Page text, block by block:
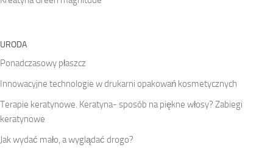
URODA
Ponadczasowy płaszcz
Innowacyjne technologie w drukarni opakowań kosmetycznych
Terapie keratynowe. Keratyna- sposób na piękne włosy? Zabiegi
keratynowe
Jak wydać mało, a wyglądać drogo?